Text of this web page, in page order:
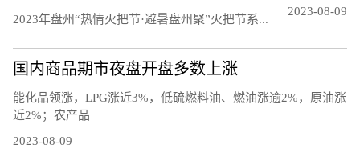
20‍‍‍‍‍‍‍‍‍23年盘州“热情火把节·避暑盘州聚”火把节系...
2023-08-09
国内商品期市夜盘开盘多数上涨
能化品领涨，LPG涨近3%，低硫燃料油、燃油涨逾2%，原油涨
近2%；农产品
2023-08-09